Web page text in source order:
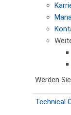
Werden
Technical